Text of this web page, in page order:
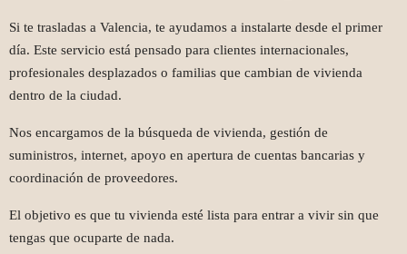
Si te trasladas a Valencia, te ayudamos a instalarte desde el primer
día. Este servicio está pensado para clientes internacionales,
profesionales desplazados o familias que cambian de vivienda
dentro de la ciudad.
Nos encargamos de la búsqueda de vivienda, gestión de
suministros, internet, apoyo en apertura de cuentas bancarias y
coordinación de proveedores.
El objetivo es que tu vivienda esté lista para entrar a vivir sin que
tengas que ocuparte de nada.